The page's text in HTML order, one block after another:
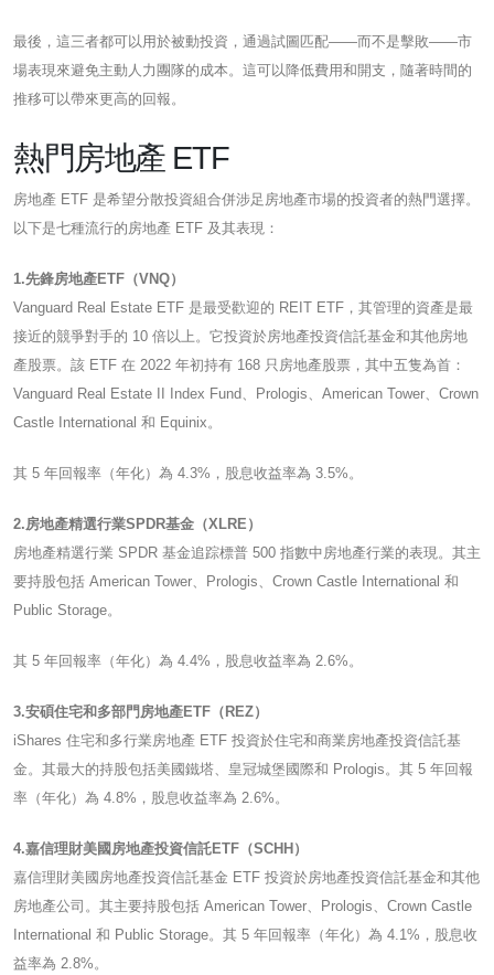
最後，這三者都可以用於被動投資，通過試圖匹配——而不是擊敗——市
場表現來避免主動人力團隊的成本。這可以降低費用和開支，隨著時間的
推移可以帶來更高的回報。
熱門房地產 ETF
房地產 ETF 是希望分散投資組合併涉足房地產市場的投資者的熱門選擇。
以下是七種流行的房地產 ETF 及其表現：
1.先鋒房地產ETF（VNQ）
Vanguard Real Estate ETF 是最受歡迎的 REIT ETF，其管理的資產是最
接近的競爭對手的 10 倍以上。它投資於房地產投資信託基金和其他房地
產股票。該 ETF 在 2022 年初持有 168 只房地產股票，其中五隻為首：
Vanguard Real Estate II Index Fund、Prologis、American Tower、Crown
Castle International 和 Equinix。
其 5 年回報率（年化）為 4.3%，股息收益率為 3.5%。
2.房地產精選行業SPDR基金（XLRE）
房地產精選行業 SPDR 基金追踪標普 500 指數中房地產行業的表現。其主
要持股包括 American Tower、Prologis、Crown Castle International 和
Public Storage。
其 5 年回報率（年化）為 4.4%，股息收益率為 2.6%。
3.安碩住宅和多部門房地產ETF（REZ）
iShares 住宅和多行業房地產 ETF 投資於住宅和商業房地產投資信託基
金。其最大的持股包括美國鐵塔、皇冠城堡國際和 Prologis。其 5 年回報
率（年化）為 4.8%，股息收益率為 2.6%。
4.嘉信理財美國房地產投資信託ETF（SCHH）
嘉信理財美國房地產投資信託基金 ETF 投資於房地產投資信託基金和其他
房地產公司。其主要持股包括 American Tower、Prologis、Crown Castle
International 和 Public Storage。其 5 年回報率（年化）為 4.1%，股息收
益率為 2.8%。